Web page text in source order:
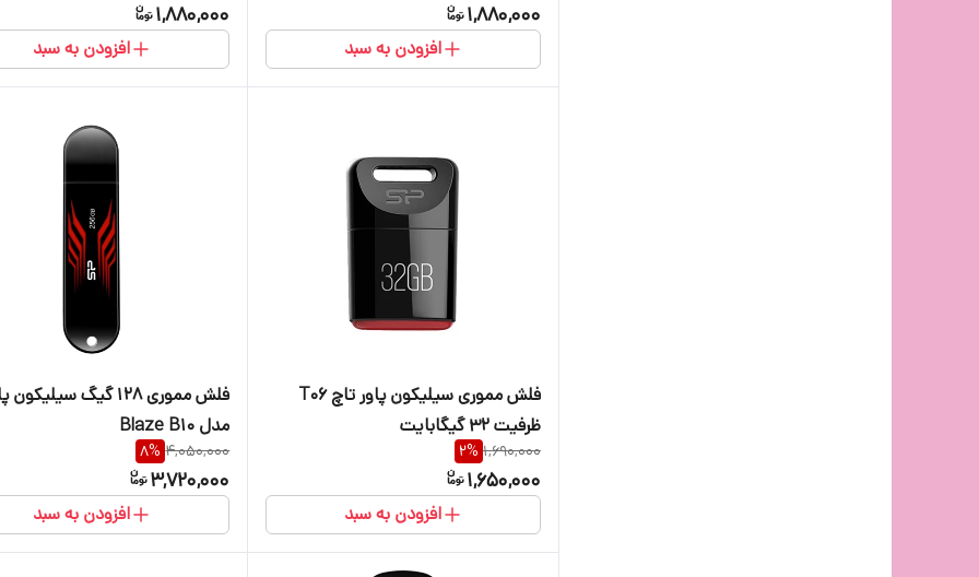
1,880,000
افزودن به سبد
1,880,000
افزودن به سبد
فلش مموری سیلیکون پاور تاچ T06
ظرفیت 32 گیگابایت
1,690,000
2%
1,650,000
افزودن به سبد
فلش مموری 128 گیگ سیلیکون
مدل Blaze B10
4,050,000
8%
3,720,000
افزودن به سبد